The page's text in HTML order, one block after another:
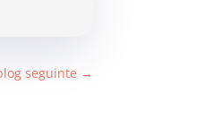
seguinte →